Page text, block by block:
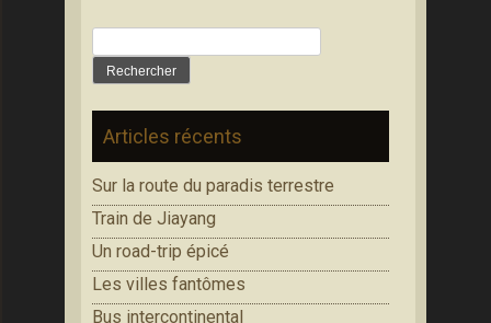
Articles récents
Sur la route du paradis terrestre
Train de Jiayang
Un road-trip épicé
Les villes fantômes
Bus intercontinental